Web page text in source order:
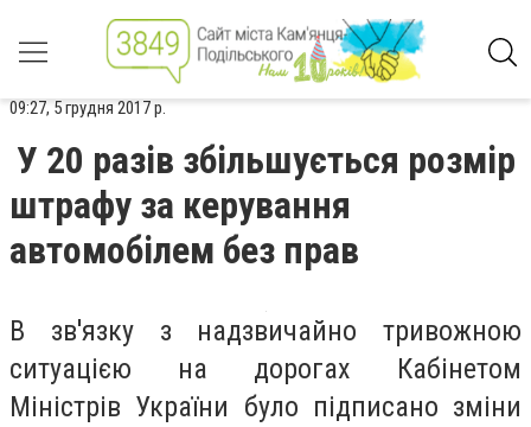
09:27, 5 грудня 2017 р.
У 20 разів збільшується розмір
штрафу за керування
автомобілем без прав
В зв'язку з надзвичайно тривожною
ситуацією на дорогах Кабінетом
Міністрів України було підписано зміни